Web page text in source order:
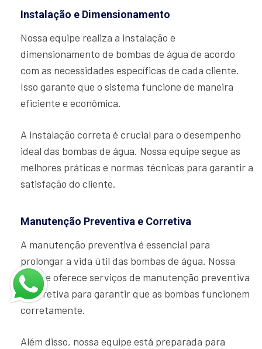
Instalação e Dimensionamento
Nossa equipe realiza a instalação e
dimensionamento de bombas de água de acordo
com as necessidades específicas de cada cliente.
Isso garante que o sistema funcione de maneira
eficiente e econômica.
A instalação correta é crucial para o desempenho
ideal das bombas de água. Nossa equipe segue as
melhores práticas e normas técnicas para garantir a
satisfação do cliente.
Manutenção Preventiva e Corretiva
A manutenção preventiva é essencial para
prolongar a vida útil das bombas de água. Nossa
equipe oferece serviços de manutenção preventiva
e corretiva para garantir que as bombas funcionem
corretamente.
Além disso, nossa equipe está preparada para